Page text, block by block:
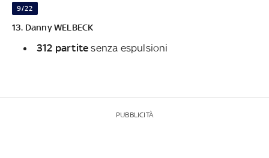
9/22
13. Danny WELBECK
312 partitesenza espulsioni
PUBBLICITÀ